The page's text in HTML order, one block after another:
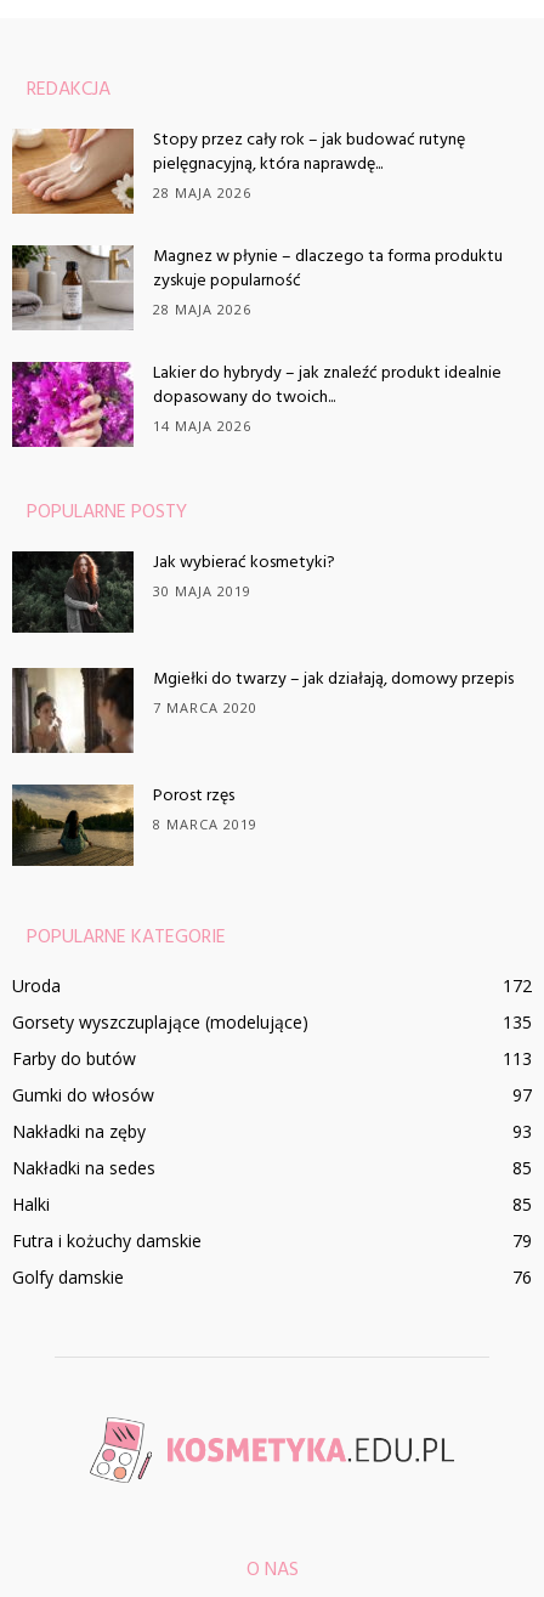
REDAKCJA
Stopy przez cały rok – jak budować rutynę
pielęgnacyjną, która naprawdę...
28 MAJA 2026
Magnez w płynie – dlaczego ta forma produktu
zyskuje popularność
28 MAJA 2026
Lakier do hybrydy – jak znaleźć produkt idealnie
dopasowany do twoich...
14 MAJA 2026
POPULARNE POSTY
Jak wybierać kosmetyki?
30 MAJA 2019
Mgiełki do twarzy – jak działają, domowy przepis
7 MARCA 2020
Porost rzęs
8 MARCA 2019
POPULARNE KATEGORIE
Uroda
172
Gorsety wyszczuplające (modelujące)
135
Farby do butów
113
Gumki do włosów
97
Nakładki na zęby
93
Nakładki na sedes
85
Halki
85
Futra i kożuchy damskie
79
Golfy damskie
76
O NAS